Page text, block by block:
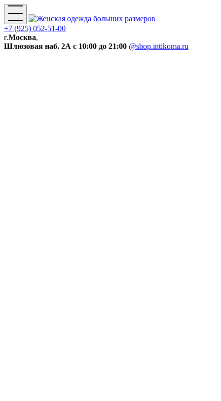
+7 (925) 052-51-00
г.Москва,
Шлюзовая наб. 2А с 10:00 до 21:00 @shop.intikoma.ru